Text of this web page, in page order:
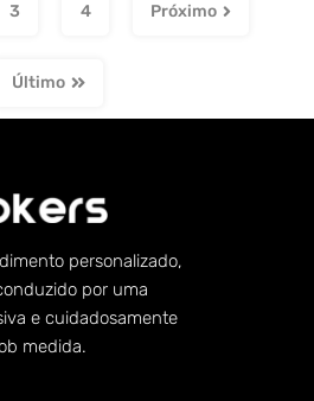
3 4 Próximo
Último
personalizado,
por uma
e cuidadosamente
medida.